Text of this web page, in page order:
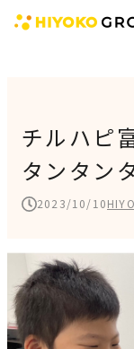
提供サー
子
障
施設一覧
会社概要
お知らせ
採用情報
チルハピ
タンタン
2023/10/10